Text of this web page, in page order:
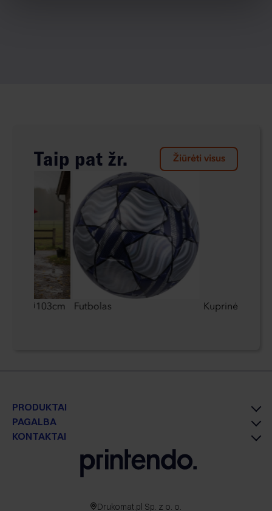
Taip pat žr. Žiūrėti visus
Ø103cm Futbolas Kuprinė CrisMa
PRODUKTAI
PAGALBA
KONTAKTAI
Drukomat.pl Sp. z o. o.